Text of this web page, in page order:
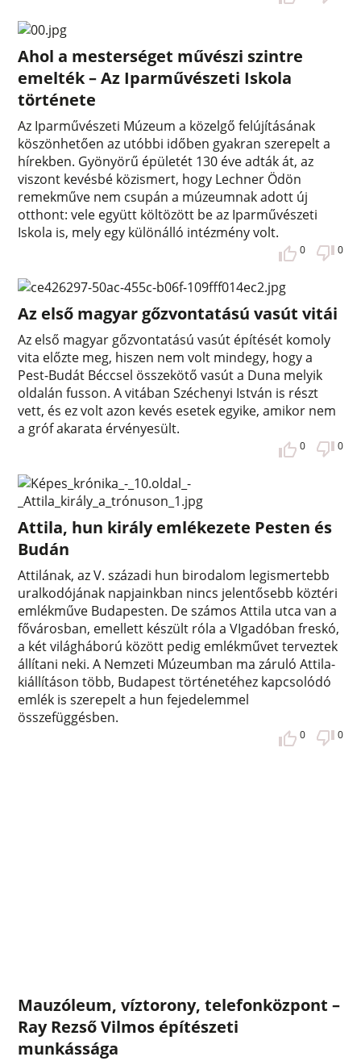
Ahol a mesterséget művészi szintre
emelték – Az Iparművészeti Iskola
története
Az Iparművészeti Múzeum a közelgő felújításának
köszönhetően az utóbbi időben gyakran szerepelt a
hírekben. Gyönyörű épületét 130 éve adták át, az
viszont kevésbé közismert, hogy Lechner Ödön
remekműve nem csupán a múzeumnak adott új
otthont: vele együtt költözött be az Iparművészeti
Iskola is, mely egy különálló intézmény volt.
0 0
Az első magyar gőzvontatású vasút vitái
Az első magyar gőzvontatású vasút építését komoly
vita előzte meg, hiszen nem volt mindegy, hogy a
Pest-Budát Béccsel összekötő vasút a Duna melyik
oldalán fusson. A vitában Széchenyi István is részt
vett, és ez volt azon kevés esetek egyike, amikor nem
a gróf akarata érvényesült.
0 0
Attila, hun király emlékezete Pesten és
Budán
Attilának, az V. századi hun birodalom legismertebb
uralkodójának napjainkban nincs jelentősebb köztéri
emlékműve Budapesten. De számos Attila utca van a
fővárosban, emellett készült róla a VIgadóban freskó,
a két világháború között pedig emlékművet terveztek
állítani neki. A Nemzeti Múzeumban ma záruló Attila-
kiállításon több, Budapest történetéhez kapcsolódó
emlék is szerepelt a hun fejedelemmel
összefüggésben.
0 0
Mauzóleum, víztorony, telefonközpont –
Ray Rezső Vilmos építészeti
munkássága